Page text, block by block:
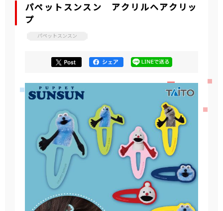
パペットスンスン アクリルヘアクリッ
プ
パペットスンスン